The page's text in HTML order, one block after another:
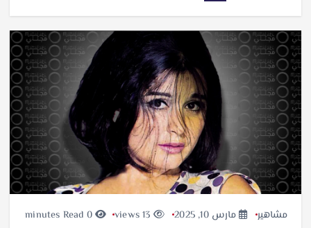
مشاهير مارس 10, 2025 0 minutes Read